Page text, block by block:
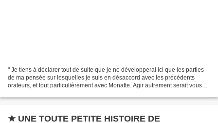
" Je tiens à déclarer tout de suite que je ne développerai ici que les parties
de ma pensée sur lesquelles je suis en désaccord avec les précédents
orateurs, et tout particulièrement avec Monatte. Agir autrement serait vous
★ UNE TOUTE PETITE HISTOIRE DE